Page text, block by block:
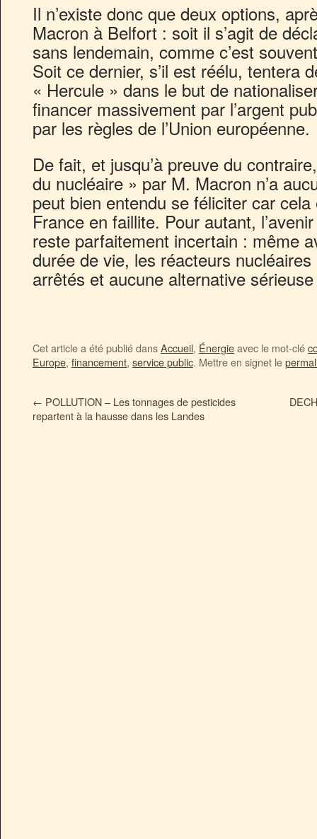
Il n’existe donc que deux options,
Macron à Belfort : soit il s’agit de
sans lendemain, comme c’est
Soit ce dernier, s’il est réélu, tentera
« Hercule » dans le but de
financer massivement par l’argent
par les règles de l’Union européenne.
De fait, et jusqu’à preuve du
du nucléaire » par M. Macron n’a
peut bien entendu se féliciter car
France en faillite. Pour autant,
reste parfaitement incertain : même
durée de vie, les réacteurs
arrêtés et aucune alternative
Cet article a été publié dansAccueil, Énergieavec le mot-clé
Europe, financement, service public. Mettre en signet le
← POLLUTION – Les tonnages de pesticides
repartent à la hausse dans les Landes